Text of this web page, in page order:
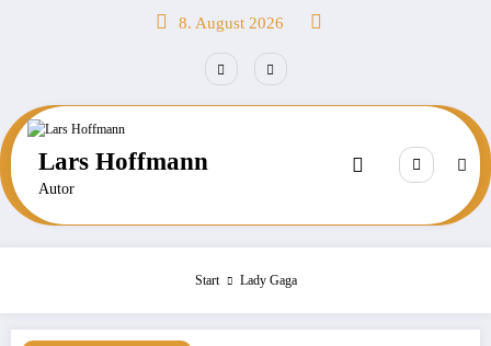
8. August 2026
Lars Hoffmann
Autor
Start Lady Gaga